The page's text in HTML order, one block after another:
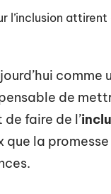
l’inclusion
de
faire de l’
que la